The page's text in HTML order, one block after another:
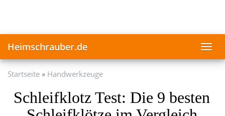
Heimschrauber.de
Startseite Handwerkzeuge
Schleifklotz Test: Die 9 besten